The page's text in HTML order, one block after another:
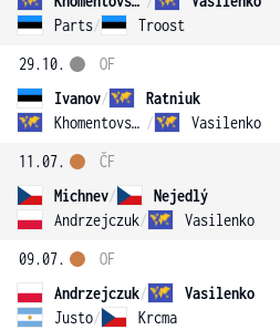
Parts/ Troost
29.10.
Ivanov/
Ratniuk
Khomentovskiy / Vasilenko
OF
11.07.
Michnev/
Nejedlý
Andrzejczuk/ Vasilenko
ČF
09.07.
Andrzejczuk/
Vasilenko
Justo/ Krcma
OF